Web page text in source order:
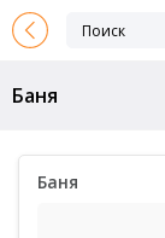
Баня
Баня